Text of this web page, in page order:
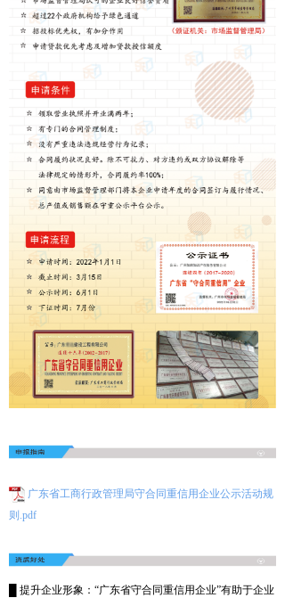
广东省工商行政管理局守合同重信用企业公示活动规
则.pdf
█ 提升企业形象：“广东省守合同重信用企业”有助于企业